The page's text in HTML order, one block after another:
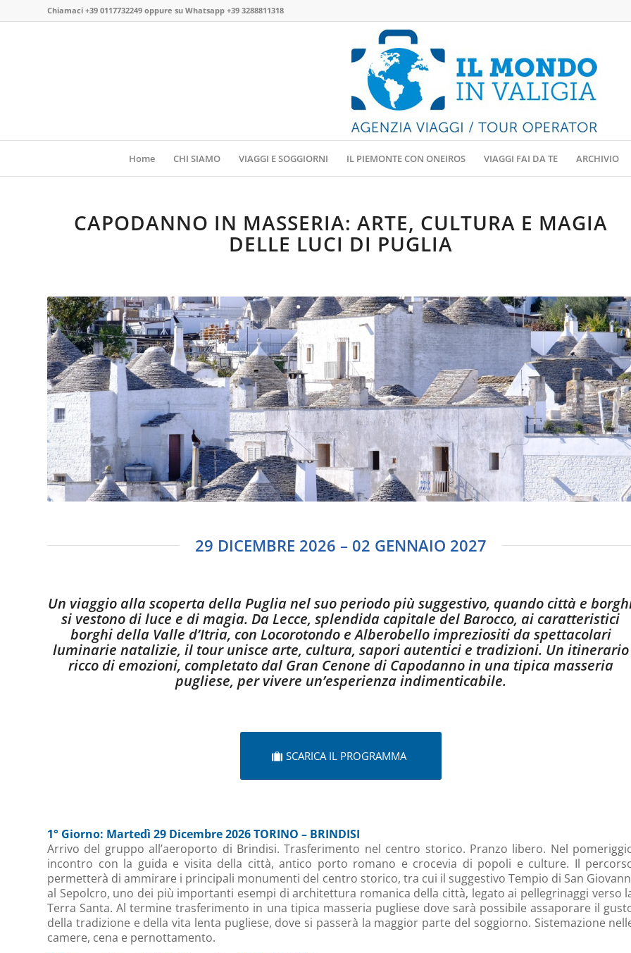
Chiamaci +39 0117732249 oppure su Whatsapp +39 3288811318
Home CHI SIAMO VIAGGI E SOGGIORNI IL PIEMONTE CON ONEIROS VIAGGI FAI DA TE ARCHIVIO
CAPODANNO IN MASSERIA: ARTE, CULTURA E MAGIA
DELLE LUCI DI PUGLIA
29 DICEMBRE 2026 – 02 GENNAIO 2027
Un viaggio alla scoperta della Puglia nel suo periodo più suggestivo, quando città e
si vestono di luce e di magia. Da Lecce, splendida capitale del Barocco, ai caratteristici
borghi della Valle d’Itria, con Locorotondo e Alberobello impreziositi da spettacolari
luminarie natalizie, il tour unisce arte, cultura, sapori autentici e tradizioni. Un itinerario
ricco di emozioni, completato dal Gran Cenone di Capodanno in una tipica masseria
pugliese, per vivere un’esperienza indimenticabile.
SCARICA IL PROGRAMMA
1° Giorno: Martedì 29 Dicembre 2026 TORINO – BRINDISI
Arrivo del gruppo all’aeroporto di Brindisi. Trasferimento nel centro storico. Pranzo libero. Nel
incontro con la guida e visita della città, antico porto romano e crocevia di popoli e culture. Il
permetterà di ammirare i principali monumenti del centro storico, tra cui il suggestivo Tempio di San
al Sepolcro, uno dei più importanti esempi di architettura romanica della città, legato ai pellegrinaggi verso
Terra Santa. Al termine trasferimento in una tipica masseria pugliese dove sarà possibile assaporare il
della tradizione e della vita lenta pugliese, dove si passerà la maggior parte del soggiorno. Sistemazione
camere, cena e pernottamento.